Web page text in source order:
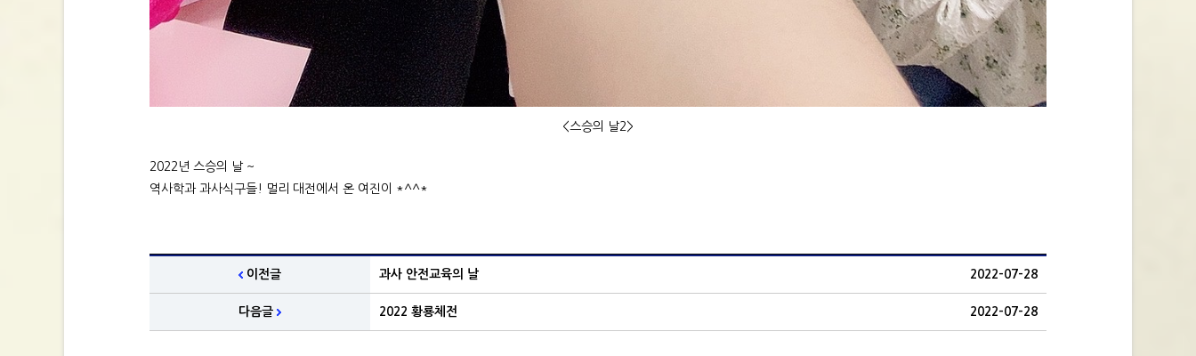
<스승의 날2>
2022년 스승의 날 ~
역사학과 과사식구들! 멀리 대전에서 온 여진이 *^^*
이전글 과사 안전교육의 날 2022-07-28
다음글 2022 황룡체전 2022-07-28